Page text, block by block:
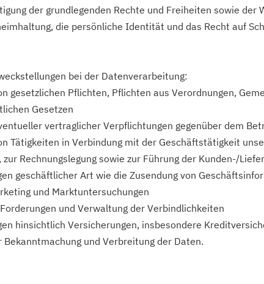
der grundlegenden Rechte und Freiheiten sowie der
die persönliche Identität und das Recht auf
bei der Datenverarbeitung:
gesetzlichen Pflichten, Pflichten aus Verordnungen,
Gesetzen
vertraglicher Verpflichtungen gegenüber dem
Tätigkeiten in Verbindung mit der Geschäftstätigkeit
Rechnungslegung sowie zur Führung der Kunden-/
geschäftlicher Art wie die Zusendung von
und Marktuntersuchungen
und Verwaltung der Verbindlichkeiten
hinsichtlich Versicherungen, insbesondere
Bekanntmachung und Verbreitung der Daten.